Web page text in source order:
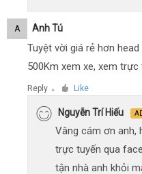
A Anh Tú
Tuyệt vời giá rẻ hơn
500Km xem xe, xem
Reply ● Like
Nguyễn Trí Hiếu
Vâng cám ơn anh,
trực tuyến qua
tận nhà anh khỏi